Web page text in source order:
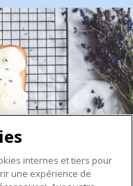
internes et tiers pour
une expérience de